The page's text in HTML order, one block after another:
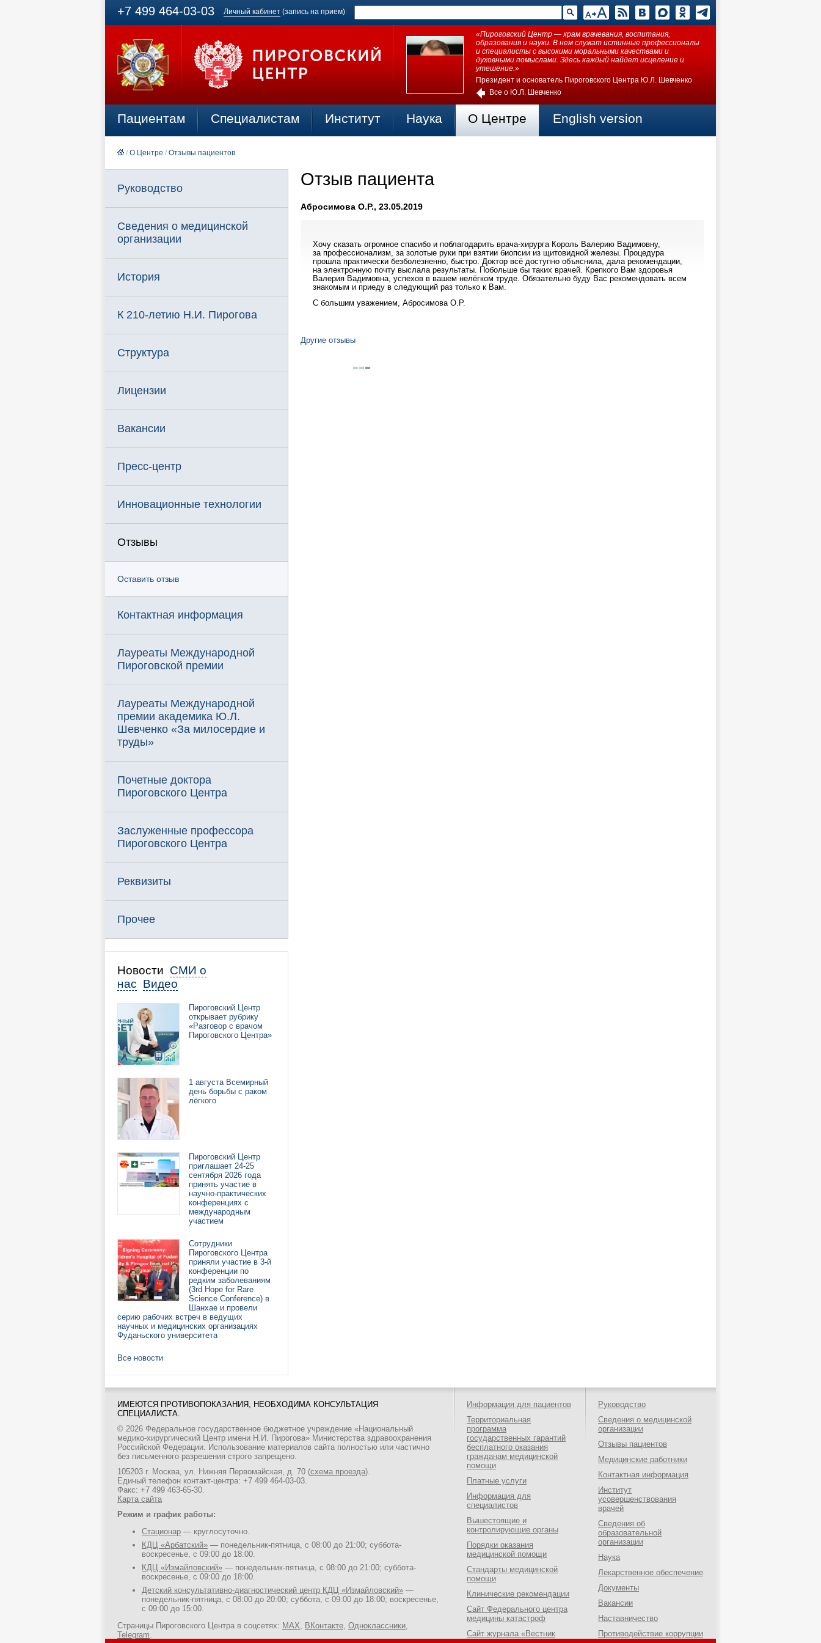
+7 499 464-03-03 Личный кабинет (запись на прием)
«Пироговский Центр — храм врачевания, воспитания,
образования и науки. В нем служат истинные профессионалы
и специалисты с высокими моральными качествами и
духовными помыслами. Здесь каждый найдет исцеление и
утешение.»
Президент и основатель Пироговского Центра Ю.Л. Шевченко
Все о Ю.Л. Шевченко
Пациентам Специалистам Институт Наука О Центре English version
/ О Центре / Отзывы пациентов
Руководство
Сведения о медицинской
организации
История
К 210-летию Н.И. Пирогова
Структура
Лицензии
Вакансии
Пресс-центр
Инновационные технологии
Отзывы
Оставить отзыв
Контактная информация
Лауреаты Международной
Пироговской премии
Лауреаты Международной
премии академика Ю.Л.
Шевченко «За милосердие и
труды»
Почетные доктора
Пироговского Центра
Заслуженные профессора
Пироговского Центра
Реквизиты
Прочее
Новости СМИ о
нас Видео
Пироговский Центр
открывает рубрику
«Разговор с врачом
Пироговского Центра»
1 августа Всемирный
день борьбы с раком
лёгкого
Пироговский Центр
приглашает 24-25
сентября 2026 года
принять участие в
научно-практических
конференциях с
международным
участием
Сотрудники
Пироговского Центра
приняли участие в 3-й
конференции по
редким заболеваниям
(3rd Hope for Rare
Science Conference) в
Шанхае и провели
серию рабочих встреч в ведущих
научных и медицинских организациях
Фуданьского университета
Все новости
Отзыв пациента
Абросимова О.Р., 23.05.2019
Хочу сказать огромное спасибо и поблагодарить врача-хирурга Король Валерию Вадимовну,
за профессионализм, за золотые руки при взятии биопсии из щитовидной железы. Процедура
прошла практически безболезненно, быстро. Доктор всё доступно объяснила, дала рекомендации,
на электронную почту выслала результаты. Побольше бы таких врачей. Крепкого Вам здоровья
Валерия Вадимовна, успехов в вашем нелёгком труде. Обязательно буду Вас рекомендовать всем
знакомым и приеду в следующий раз только к Вам.
С большим уважением, Абросимова О.Р.
Другие отзывы
ИМЕЮТСЯ ПРОТИВОПОКАЗАНИЯ, НЕОБХОДИМА КОНСУЛЬТАЦИЯ
СПЕЦИАЛИСТА.
© 2026 Федеральное государственное бюджетное учреждение «Национальный
медико-хирургический Центр имени Н.И. Пирогова» Министерства здравоохранения
Российской Федерации. Использование материалов сайта полностью или частично
без письменного разрешения строго запрещено.
105203 г. Москва, ул. Нижняя Первомайская, д. 70 (схема проезда).
Единый телефон контакт-центра: +7 499 464-03-03.
Факс: +7 499 463-65-30.
Карта сайта
Режим и график работы:
Стационар — круглосуточно.
КДЦ «Арбатский» — понедельник-пятница, с 08:00 до 21:00; суббота-
воскресенье, с 09:00 до 18:00.
КДЦ «Измайловский» — понедельник-пятница, с 08:00 до 21:00; суббота-
воскресенье, с 09:00 до 18:00.
Детский консультативно-диагностический центр КДЦ «Измайловский» —
понедельник-пятница, с 08:00 до 20:00; суббота, с 09:00 до 18:00; воскресенье,
с 09:00 до 15:00.
Страницы Пироговского Центра в соцсетях: MAX ВКонтакте Одноклассники
Telegram
Информация для пациентов
Территориальная
программа
государственных гарантий
бесплатного оказания
гражданам медицинской
помощи
Платные услуги
Информация для
специалистов
Вышестоящие и
контролирующие органы
Порядки оказания
медицинской помощи
Стандарты медицинской
помощи
Клинические рекомендации
Сайт Федерального центра
медицины катастроф
Сайт журнала «Вестник
Руководство
Сведения о медицинской
организации
Отзывы пациентов
Медицинские работники
Контактная информация
Институт
усовершенствования
врачей
Сведения об
образовательной
организации
Наука
Лекарственное обеспечение
Документы
Вакансии
Наставничество
Противодействие коррупции